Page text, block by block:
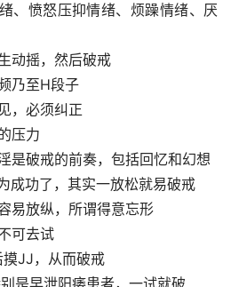
、愤怒压抑情绪、烦躁情绪、厌
动摇，然后破戒
乃至H段子
，必须纠正
压力
是破戒的前奏，包括回忆和幻想
成功了，其实一放松就易破戒
易放纵，所谓得意忘形
可去试
摸JJ，从而破戒